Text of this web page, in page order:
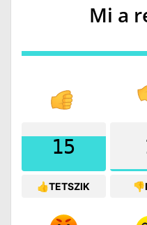
Mi a
15
👍TETSZIK